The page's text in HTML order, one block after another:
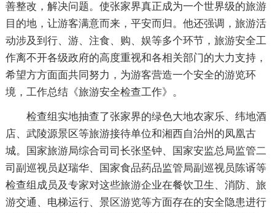
善整改，解决问题。使张家界真正成为一个世界级的旅游
目的地，让游客满意而来，平安而归。他还强调，旅游活
动涉及到行、游、注食、购、娱等多个环节，旅游安全工
作离不开各级政府的高度重视和各相关部门的大力支持，
希望方方面面共同努力，为游客营造一个安全的游览环
境，工作总结《旅游安全检查工作》。
检查组实地抽查了张家界的绿色大地农家乐、纬地酒
店、武陵源景区等旅游接待单位和湘西自治州的凤凰古
城。国家旅游局综合司司长张坚钟、国家安监总局监管二
司副巡视员赵瑞华、国家食品药品监管局副巡视员陈谞等
检查组成员及专家对这些旅游企业在餐饮卫生、消防、旅
游交通、电梯运行、景区游览等方面存在的安全隐患进行